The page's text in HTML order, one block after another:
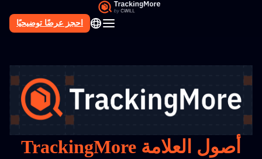
احجز عرضًا توضيحيًا
AR
TrackingMore أصول العلامة